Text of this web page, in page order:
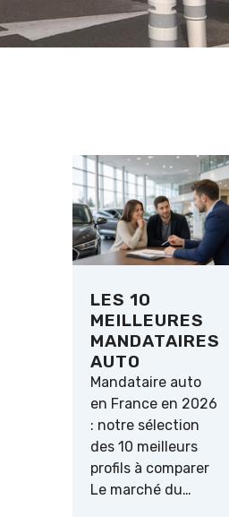
LES 10
MEILLEURES
MANDATAIRES
AUTO
Mandataire auto
en France en 2026
: notre sélection
des 10 meilleurs
profils à comparer
Le marché du…